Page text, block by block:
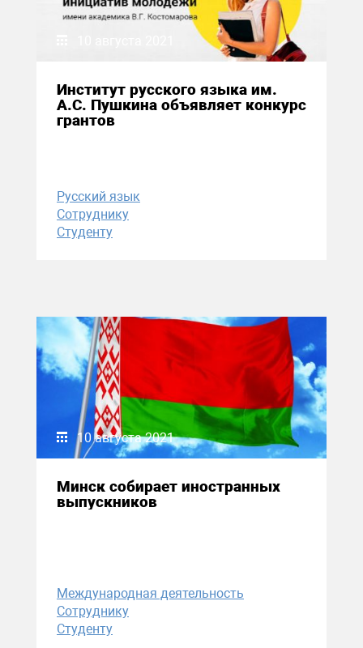
Институт русского языка им.
А.С. Пушкина объявляет конкурс
грантов
Русский язык
Сотруднику
Студенту
10 августа 2021
Минск собирает иностранных
выпускников
Международная деятельность
Сотруднику
Студенту